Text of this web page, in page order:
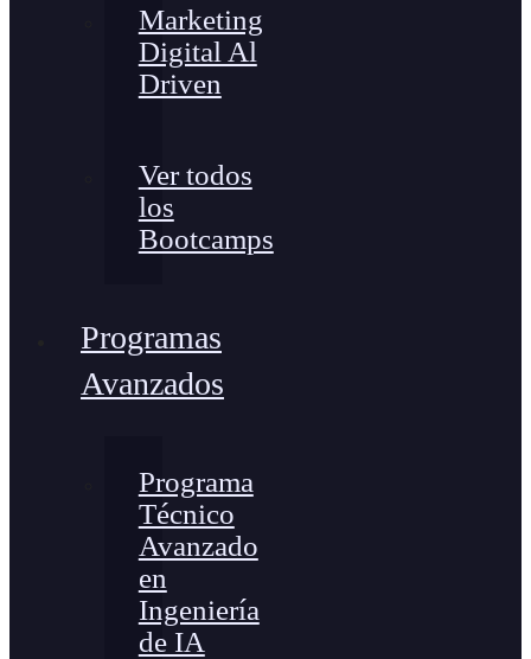
Marketing
Digital Al
Driven
Ver todos
los
Bootcamps
Programas
Avanzados
Programa
Técnico
Avanzado
en
Ingeniería
de IA